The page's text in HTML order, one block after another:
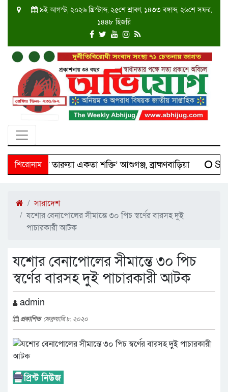
৯ই আগস্ট, ২০২৬ খ্রিস্টাব্দ, ২৫শে শ্রাবণ, ১৪৩৩ বঙ্গাব্দ, ২৬শে সফর,
১৪৪৮ হিজরি
শিরোনাম
‘দক্ষিণ তারুয়া একতা শক্তি’ আশুগঞ্জ, ব্রাহ্মণবাড়িয়া
সারাদেশ
যশোর বেনাপোলের সীমান্তে ৩০ পিচ স্বর্ণের বারসহ দুই
পাচারকারী আটক
যশোর বেনাপোলের সীমান্তে ৩০ পিচ
স্বর্ণের বারসহ দুই পাচারকারী আটক
admin
প্রকাশিত ফেব্রুয়ারি ৮, ২০২০